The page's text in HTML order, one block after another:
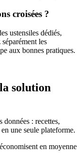
croisées ?
ustensiles dédiés,
les
aux bonnes pratiques.
solution
données : recettes,
une seule plateforme.
en moyenne